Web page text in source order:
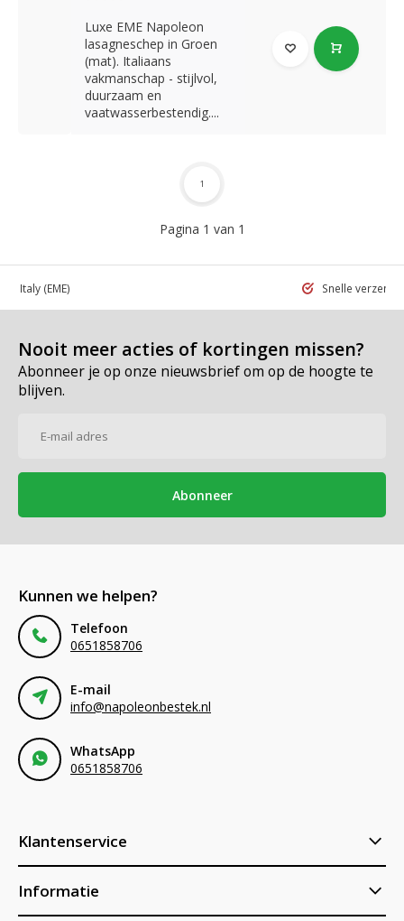
Luxe EME Napoleon
lasagneschep in Groen
(mat). Italiaans
vakmanschap - stijlvol,
duurzaam en
vaatwasserbestendig....
Pagina 1 van 1
1
in Italy (EME) Snelle
Nooit meer acties of kortingen missen?
Abonneer je op onze nieuwsbrief om op de hoogte te
blijven.
Abonneer
Kunnen we helpen?
Telefoon
0651858706
E-mail
info@napoleonbestek.nl
WhatsApp
0651858706
Klantenservice
Informatie